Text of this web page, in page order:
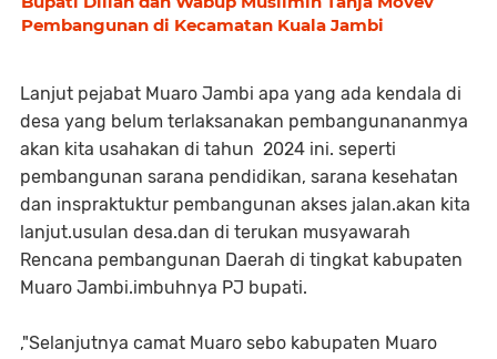
Pembangunan di Kecamatan Kuala Jambi
Lanjut pejabat Muaro Jambi apa yang ada kendala di
desa yang belum terlaksanakan pembangunananmya
akan kita usahakan di tahun 2024 ini. seperti
pembangunan sarana pendidikan, sarana kesehatan
dan inspraktuktur pembangunan akses jalan.akan kita
lanjut.usulan desa.dan di terukan musyawarah
Rencana pembangunan Daerah di tingkat kabupaten
Muaro Jambi.imbuhnya PJ bupati.
,"Selanjutnya camat Muaro sebo kabupaten Muaro